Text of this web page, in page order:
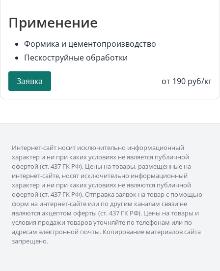
Применение
Формика и цементопроизводство
Пескоструйные обработки
Заявка от 190 руб/кг
Интернет-сайт носит исключительно информационный
характер и ни при каких условиях не является публичной
офертой (ст. 437 ГК РФ). Цены на товары, размещенные на
интернет-сайте, носят исключительно информационный
характер и ни при каких условиях не являются публичной
офертой (ст. 437 ГК РФ). Отправка заявок на товар с помощью
форм на интернет-сайте или по другим каналам связи не
являются акцептом оферты (ст. 437 ГК РФ). Цены на товары и
условия продажи товаров уточняйте по телефонам или по
адресам электронной почты. Копирование материалов сайта
запрещено.